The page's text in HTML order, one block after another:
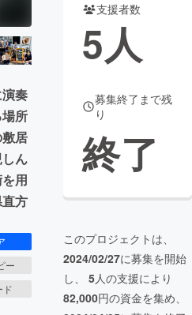
CAMPFIRE Creation
税machi-ya コミュニティ
奏
所
居
ん
用
方
ー
ド
支援者数
5人
募集終了まで残
り
終了
このプロジェクトは、
2024/02/27に募集を開始
し、 5人の支援により
82,000円の資金を集め、